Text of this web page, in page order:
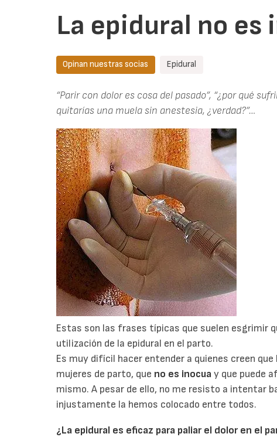
La epidural no es
Opinan nuestras socias Epidural
“Parir con dolor es cosa del pasado”, “¿por qué
quitarías una muela sin anestesia, ¿verdad?”…
Estas son las frases típicas que suelen esgrimir
utilización de la epidural en el parto.
Es muy difícil hacer entender a quienes creen
mujeres de parto, que no es inocua y que puede
mismo. A pesar de ello, no me resisto a intentar
injustamente la hemos colocado entre todos.
¿La epidural es eficaz para paliar el dolor en el